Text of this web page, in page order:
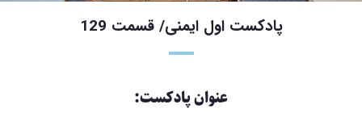
پادکست اول ایمنی/ قسمت 129
عنوان پادکست: